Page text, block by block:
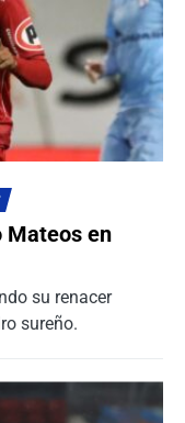
Mateos en
su renacer
sureño.